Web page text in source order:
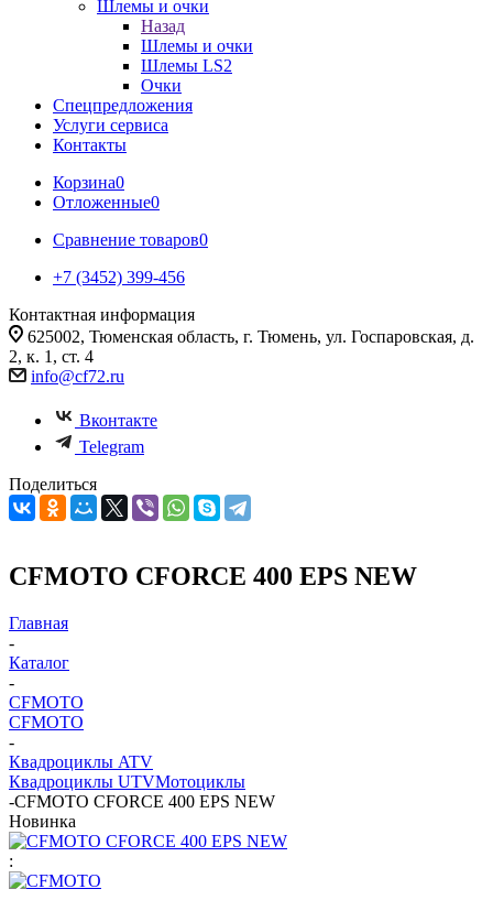
Шлемы и очки
Назад
Шлемы и очки
Шлемы LS2
Очки
Спецпредложения
Услуги сервиса
Контакты
Корзина0
Отложенные0
Сравнение товаров0
+7 (3452) 399-456
Контактная информация
625002, Тюменская область, г. Тюмень, ул. Госпаровская, д.
2, к. 1, ст. 4
info@cf72.ru
Вконтакте
Telegram
Поделиться
CFMOTO CFORCE 400 EPS NEW
Главная
-
Каталог
-
CFMOTO
CFMOTO
-
Квадроциклы ATV
Квадроциклы UTVМотоциклы
-CFMOTO CFORCE 400 EPS NEW
Новинка
: